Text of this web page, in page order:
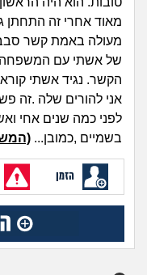
מאוד אחרי זה התחתן
מעולה באמת קשר
של אשתי עם המשפחה
הקשר. נגיד אשתי
אני להורים שלה .זה
לפני כמה שנים אחי
בשמיים ,כמובן...
הזמן